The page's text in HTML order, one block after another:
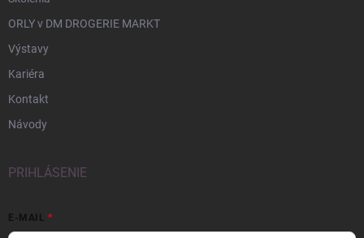
ORLY v DM DROGERIE MARKT
Výstavy
Kariéra
Kontakt
Návody
PRIHLÁSENIE
E-MAIL